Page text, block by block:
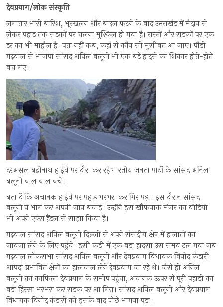
देवप्रयाग/लोक संस्कृति
लगातार भारी बारिश, भूस्खलन और बादल फटने के बाद उत्तराखंड में मैदान से
लेकर पहाड़ तक सड़कों पर चलना मुश्किल हो गया है। रास्तों और सड़कों पर एक
डर का भी माहौल है। पता नहीं कब, कहां से कौन सी मुसीबत आ जाए। पौड़ी
गढ़वाल से भाजपा सांसद अनिल बलूनी भी एक बड़े हादसे का शिकार होते-होते
बच गए।
दरअसल बद्रीनाथ हाईवे पर दौरा कर रहे भारतीय जनता पार्टी के सांसद अनिल
बलूनी बाल बाल बचे।
बता दें कि अचानक हाईवे पर पहाड़ भरभरा कर गिर पड़ा। इस दौरान सांसद
बलूनी ने भाग कर अपनी जान बचाई। उन्होंने इस खौफनाक मंजर का वीडियो
भी अपने एक्स हैंडल से साझा किया है।
गढ़वाल सांसद अनिल बलूनी दिल्ली से अपने संसदीय क्षेत्र में हालातों का
जायजा लेने के लिए पहुंचे। इसी कड़ी में एक बड़ा हादसा उस समय टल गया जब
गढ़वाल लोकसभा सांसद अनिल बलूनी और देवप्रयाग विधायक विनोद कंडारी
आपदा प्रभावित क्षेत्रों का हालचाल लेने देवप्रयाग जा रहे थे। जैसे ही अनिल
बलूनी का काफिला देवप्रयाग के समीप पहुंचा, अचानक ऊपर से पूरी पहाड़ी का
बड़ा हिस्सा भरभरा कर सड़क पर आ गिरा। सांसद अनिल बलूनी और देवप्रयाग
विधायक विनोद कंडारी को इसके बाद पीछे भागना पड़ा।